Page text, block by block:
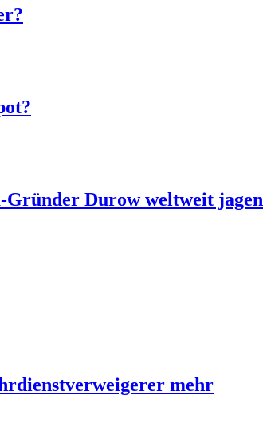
Gründer Durow weltweit jagen
mehr